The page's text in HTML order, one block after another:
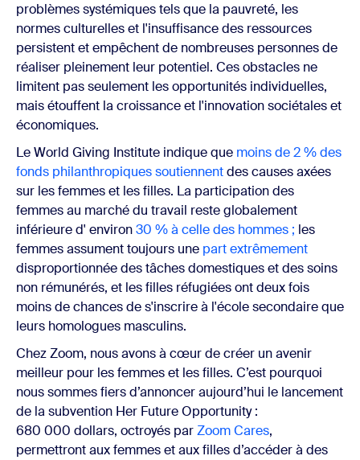
problèmes systémiques tels que la pauvreté, les
normes culturelles et l'insuffisance des ressources
persistent et empêchent de nombreuses personnes de
réaliser pleinement leur potentiel. Ces obstacles ne
limitent pas seulement les opportunités individuelles,
mais étouffent la croissance et l'innovation sociétales et
économiques.
Le World Giving Institute indique que moins de 2 % des
fonds philanthropiques soutiennentdes causes axées
sur les femmes et les filles. La participation des
femmes au marché du travail reste globalement
inférieure d' environ30 % à celle des hommes ; les
femmes assument toujours une part extrêmement
disproportionnée des tâches domestiques et des soins
non rémunérés, et les filles réfugiées ont deux fois
moins de chances de s'inscrire à l'école secondaire que
leurs homologues masculins.
Chez Zoom, nous avons à cœur de créer un avenir
meilleur pour les femmes et les filles. C’est pourquoi
nous sommes fiers d’annoncer aujourd’hui le lancement
de la subvention Her Future Opportunity :
680 000 dollars, octroyés parZoom Cares,
permettront aux femmes et aux filles d’accéder à des